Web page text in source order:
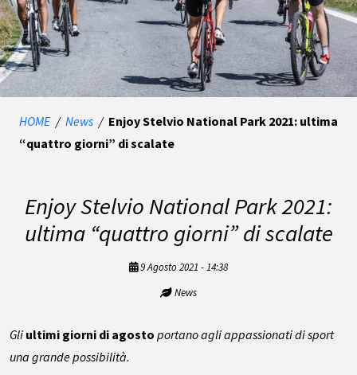
HOME / News / Enjoy Stelvio National Park 2021: ultima
“quattro giorni” di scalate
Enjoy Stelvio National Park 2021:
ultima “quattro giorni” di scalate
9 Agosto 2021 - 14:38
News
Gli ultimi giorni di agosto portano agli appassionati di sport
una grande possibilità.